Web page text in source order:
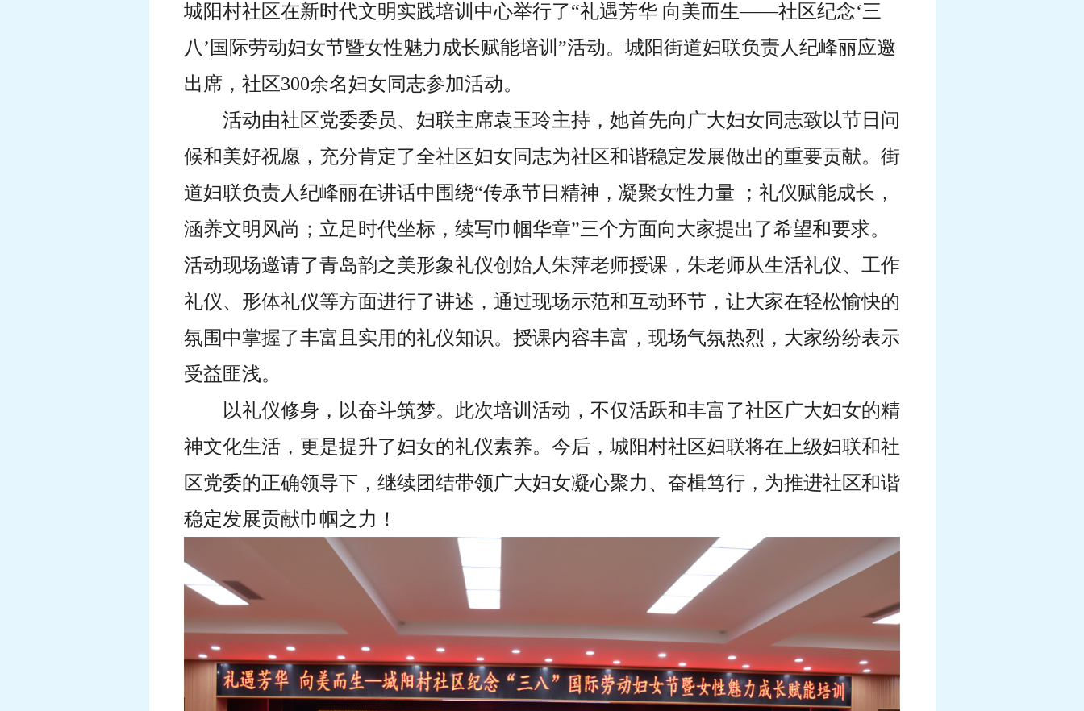
城阳村社区在新时代文明实践培训中心举行了“礼遇芳华 向美而生——社区纪念‘三
八’国际劳动妇女节暨女性魅力成长赋能培训”活动。城阳街道妇联负责人纪峰丽应邀
出席，社区300余名妇女同志参加活动。
活动由社区党委委员、妇联主席袁玉玲主持，她首先向广大妇女同志致以节日问
候和美好祝愿，充分肯定了全社区妇女同志为社区和谐稳定发展做出的重要贡献。街
道妇联负责人纪峰丽在讲话中围绕“传承节日精神，凝聚女性力量 ；礼仪赋能成长，
涵养文明风尚；立足时代坐标，续写巾帼华章”三个方面向大家提出了希望和要求。
活动现场邀请了青岛韵之美形象礼仪创始人朱萍老师授课，朱老师从生活礼仪、工作
礼仪、形体礼仪等方面进行了讲述，通过现场示范和互动环节，让大家在轻松愉快的
氛围中掌握了丰富且实用的礼仪知识。授课内容丰富，现场气氛热烈，大家纷纷表示
受益匪浅。
以礼仪修身，以奋斗筑梦。此次培训活动，不仅活跃和丰富了社区广大妇女的精
神文化生活，更是提升了妇女的礼仪素养。今后，城阳村社区妇联将在上级妇联和社
区党委的正确领导下，继续团结带领广大妇女凝心聚力、奋楫笃行，为推进社区和谐
稳定发展贡献巾帼之力！